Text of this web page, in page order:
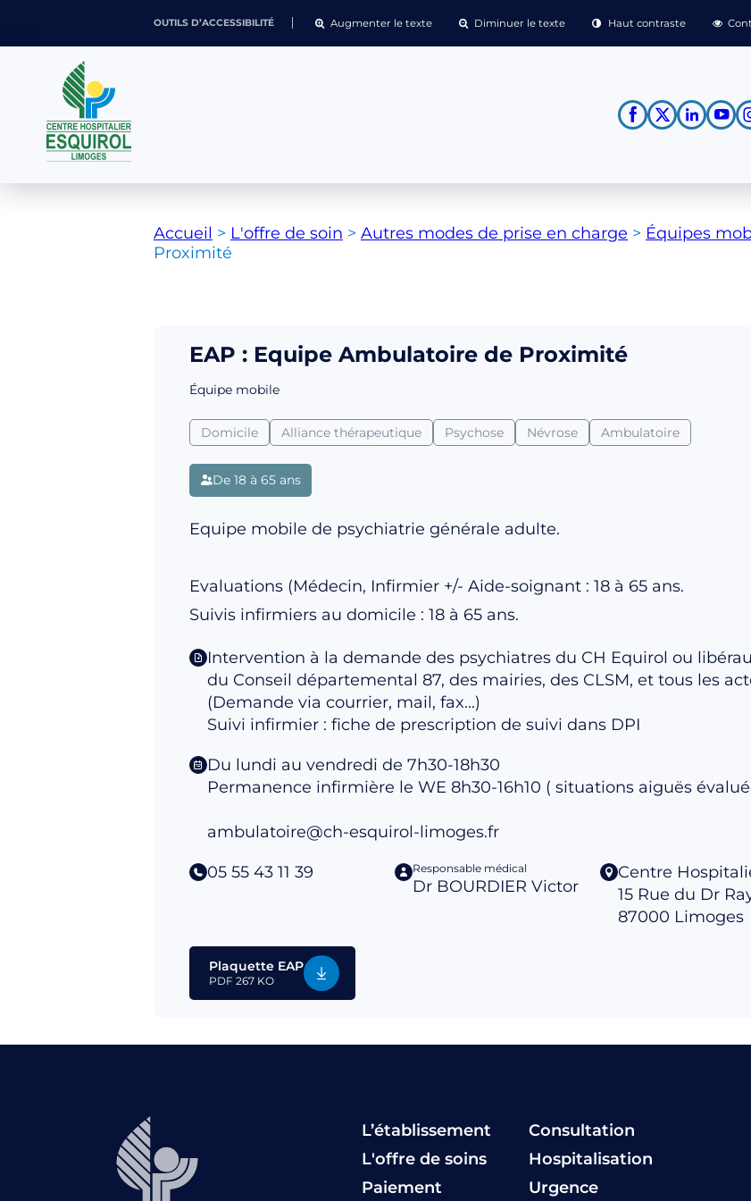
OUTILS D’ACCESSIBILITÉ Augmenter le texte Diminuer le texte Haut contraste
Accueil > L'offre de soin > Autres modes de prise en charge > Équipes
Proximité
EAP : Equipe Ambulatoire de Proximité
Équipe mobile
Domicile Alliance thérapeutique Psychose Névrose Ambulatoire
De 18 à 65 ans
Equipe mobile de psychiatrie générale adulte.
Evaluations (Médecin, Infirmier +/- Aide-soignant : 18 à 65 ans.
Suivis infirmiers au domicile : 18 à 65 ans.
Intervention à la demande des psychiatres du CH Equirol ou
du Conseil départemental 87, des mairies, des CLSM, et tous les
(Demande via courrier, mail, fax...)
Suivi infirmier : fiche de prescription de suivi dans DPI
Du lundi au vendredi de 7h30-18h30
Permanence infirmière le WE 8h30-16h10 ( situations aiguës
ambulatoire@ch-esquirol-limoges.fr
05 55 43 11 39 Responsable médical
Dr BOURDIER Victor
Centre
15 Rue du Dr
87000 Limoges
Plaquette EAP
PDF 267 KO
L’établissement
Consultation
L'offre de soins
Hospitalisation
Paiement
Urgence